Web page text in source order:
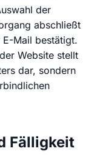
der
abschließt
Mail bestätigt.
Website stellt
dar, sondern
Fälligkeit